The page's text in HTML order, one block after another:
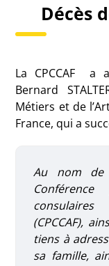
Décès
La CPCCAF a
Bernard
Métiers et de
France, qui a
Au nom de
(CPCCAF),
tiens à
sa famille,